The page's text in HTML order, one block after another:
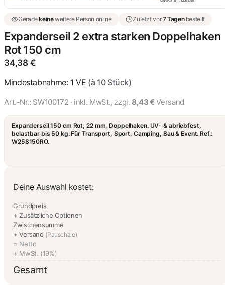
Geradekeineweitere Person online Zuletzt vor7 Tagenbestellt
Expanderseil 2 extra starken Doppelhaken
Rot 150 cm
34,38 €
Mindestabnahme: 1 VE (à 10 Stück)
Art.-Nr.: SW100172 · inkl. MwSt., zzgl. 8,43 € Versand
Expanderseil 150 cm Rot, 22 mm, Doppelhaken. UV- & abriebfest,
belastbar bis 50 kg. Für Transport, Sport, Camping, Bau & Event. Ref.:
W258150RO.
Deine Auswahl kostet:
Grundpreis
+ Zusätzliche Optionen
Zwischensumme
+ Versand (Pauschale)
= Netto
+ MwSt. (19%)
Gesamt